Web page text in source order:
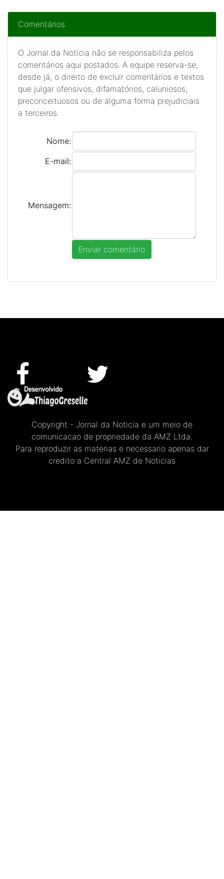
Comentários
O Jornal da Notícia não se responsabiliza pelos
comentários aqui postados. A equipe reserva-se,
desde já, o direito de excluir comentários e textos
que julgar ofensivos, difamatórios, caluniosos,
preconceituosos ou de alguma forma prejudiciais
a terceiros.
Nome:
E-mail:
Mensagem:
Copyright - Jornal da Noticia e um meio de
comunicacao de propriedade da AMZ Ltda.
Para reproduzir as materias e necessario apenas dar
credito a Central AMZ de Noticias